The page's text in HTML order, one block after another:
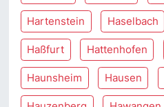
Hartenstein Haselbach
Haßfurt Hattenhofen
Haunsheim Hausen